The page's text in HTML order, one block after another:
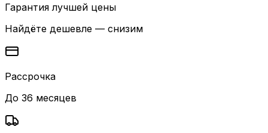
Гарантия лучшей цены
Найдёте дешевле — снизим
Рассрочка
До 36 месяцев